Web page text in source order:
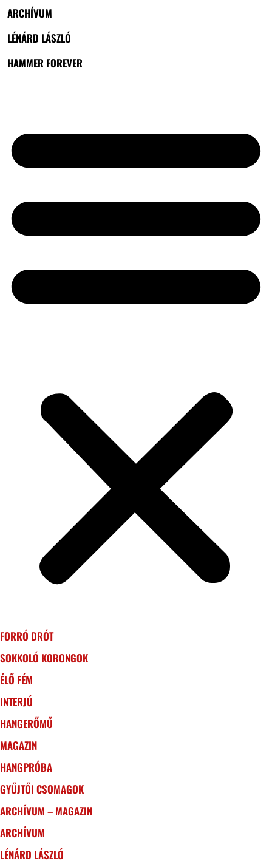
ARCHÍVUM
LÉNÁRD LÁSZLÓ
HAMMER FOREVER
FORRÓ DRÓT
SOKKOLÓ KORONGOK
ÉLŐ FÉM
INTERJÚ
HANGERŐMŰ
MAGAZIN
HANGPRÓBA
GYŰJTŐI CSOMAGOK
ARCHÍVUM – MAGAZIN
ARCHÍVUM
LÉNÁRD LÁSZLÓ